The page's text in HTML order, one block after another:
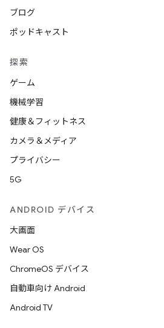
ブログ
ポッドキャスト
探索
ゲーム
機械学習
健康＆フィットネス
カメラ＆メディア
プライバシー
5G
ANDROID デバイス
大画面
Wear OS
ChromeOS デバイス
自動車向け Android
Android TV